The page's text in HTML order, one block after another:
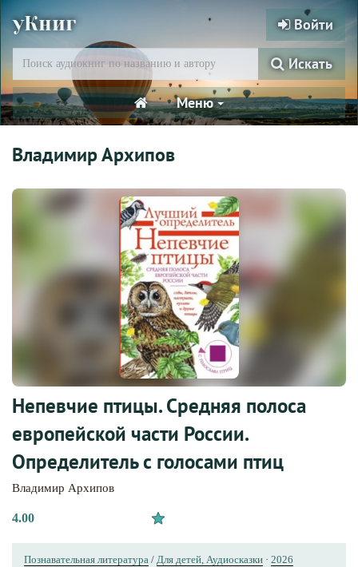
уКниг Войти
Искать
Меню
Владимир Архипов
Непевчие птицы. Средняя полоса
европейской части России.
Определитель с голосами птиц
Владимир Архипов
4.00
Познавательная литература / Для детей, Аудиосказки · 2026